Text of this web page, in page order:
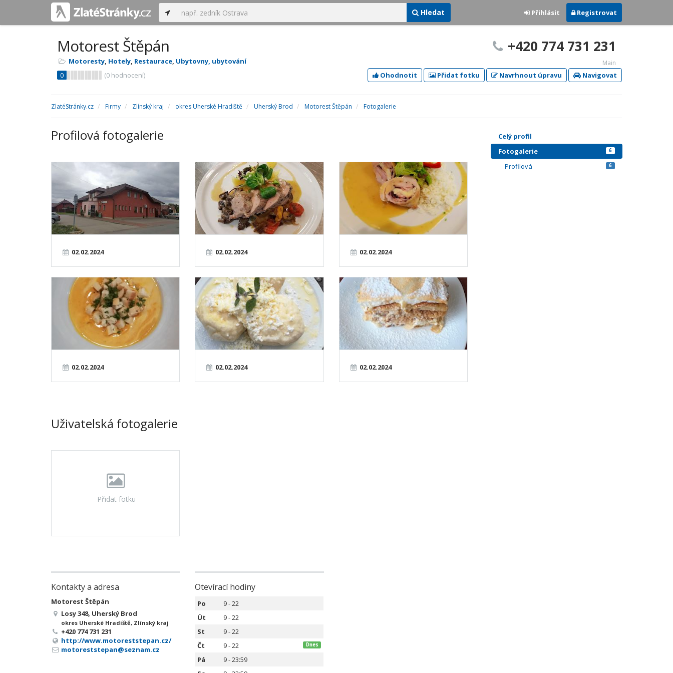
Hledat Přihlásit Registrovat
Motorest Štěpán
Motoresty, Hotely, Restaurace, Ubytovny, ubytování
0
(0 hodnocení)
+420 774 731 231
Main
Ohodnotit Přidat fotku Navrhnout úpravu Navigovat
ZlatéStránky.cz Firmy Zlínský kraj okres Uherské Hradiště Uherský Brod Motorest Štěpán Fotogalerie
Profilová fotogalerie
02.02.2024 02.02.2024 02.02.2024
02.02.2024 02.02.2024 02.02.2024
Uživatelská fotogalerie
Přidat fotku
Kontakty a adresa
Motorest Štěpán
Losy 348, Uherský Brod
okres Uherské Hradiště, Zlínský kraj
+420 774 731 231
http://www.motoreststepan.cz/
motoreststepan@seznam.cz
Otevírací hodiny
Po
9 - 22
Út
9 - 22
St
9 - 22
Čt
9 - 22 Dnes
Pá
9 - 23:59
Celý profil
Fotogalerie
6
Profilová 6